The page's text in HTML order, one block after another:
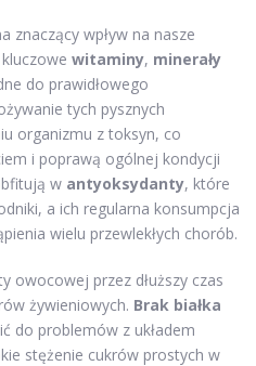
znaczący wpływ na nasze
witaminy, minerały
do prawidłowego
tych pysznych
organizmu z toksyn, co
i poprawą ogólnej kondycji
w antyoksydanty, które
a ich regularna konsumpcja
wielu przewlekłych chorób.
owocowej przez dłuższy czas
żywieniowych. Brak białka
do problemów z układem
stężenie cukrów prostych w